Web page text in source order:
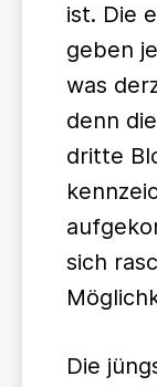
ist. Die
geben
was
denn
dritte
sich
Die